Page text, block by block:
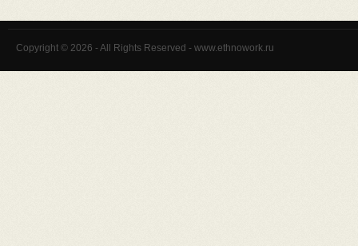
Copyright © 2026 - All Rights Reserved - www.ethnowork.ru